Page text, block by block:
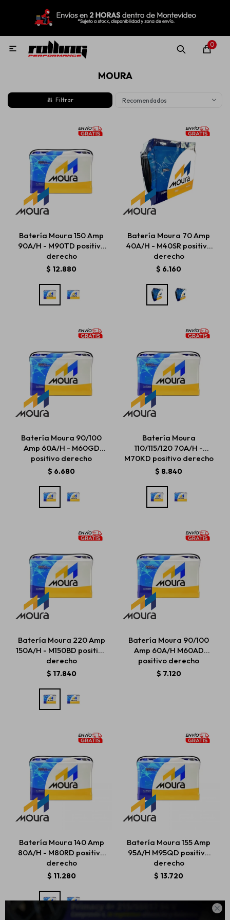

0

MOURA
Recomendados
Batería Moura 150 Amp
90A/H - M90TD positivo
derecho
$ 12.880
Batería Moura 70 Amp
40A/H - M40SR positivo
derecho
$ 6.160
Batería Moura 90/100
Amp 60A/H - M60GD
positivo derecho
$ 6.680
Batería Moura
110/115/120 70A/H -
M70KD positivo derecho
$ 8.840
Batería Moura 220 Amp
150A/H - M150BD positivo
derecho
$ 17.840
Batería Moura 90/100
Amp 60A/H M60AD
positivo derecho
$ 7.120
Batería Moura 140 Amp
80A/H - M80RD positivo
derecho
$ 11.280
Batería Moura 155 Amp
95A/H M95QD positivo
derecho
$ 13.720
MI CUENTA
Nuevo! Rolling Repuestos
Lubricantes
Aditivos
Estética automotriz
Accesorios
Repuestos
Servicios